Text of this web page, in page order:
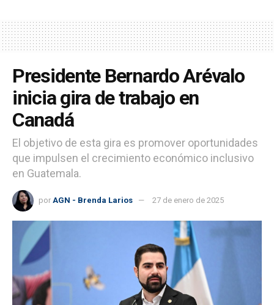
Presidente Bernardo Arévalo
inicia gira de trabajo en
Canadá
El objetivo de esta gira es promover oportunidades
que impulsen el crecimiento económico inclusivo
en Guatemala.
por AGN - Brenda Larios 27 de enero de 2025